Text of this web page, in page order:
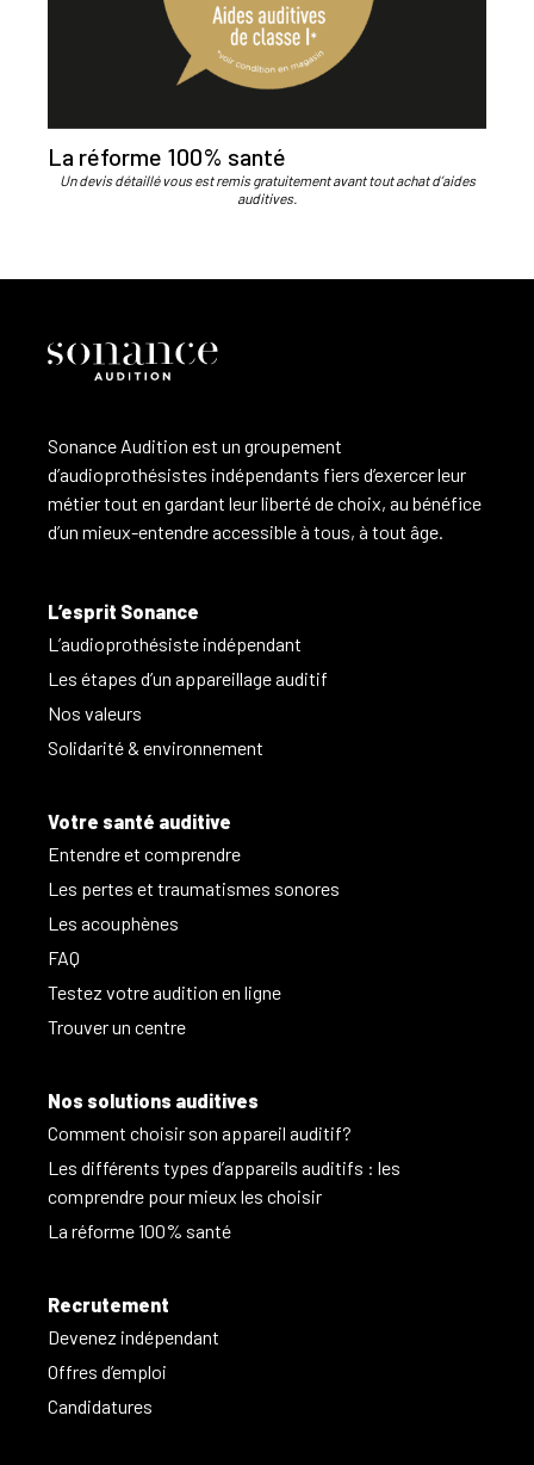
La réforme 100% santé
Un devis détaillé vous est remis gratuitement avant tout achat d’aides
auditives.
Sonance Audition est un groupement
d’audioprothésistes indépendants fiers d’exercer leur
métier tout en gardant leur liberté de choix, au bénéfice
d’un mieux-entendre accessible à tous, à tout âge.
L’esprit Sonance
L’audioprothésiste indépendant
Les étapes d’un appareillage auditif
Nos valeurs
Solidarité & environnement
Votre santé auditive
Entendre et comprendre
Les pertes et traumatismes sonores
Les acouphènes
FAQ
Testez votre audition en ligne
Trouver un centre
Nos solutions auditives
Comment choisir son appareil auditif?
Les différents types d’appareils auditifs : les
comprendre pour mieux les choisir
La réforme 100% santé
Recrutement
Devenez indépendant
Offres d’emploi
Candidatures